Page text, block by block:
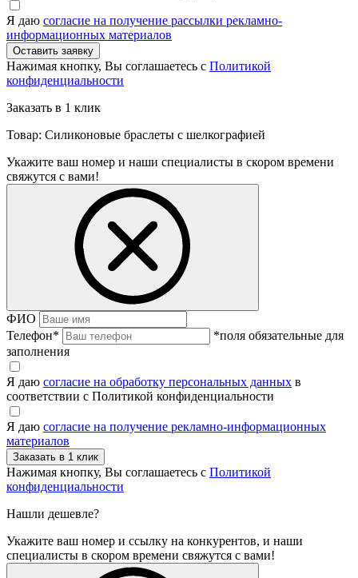
Я даю согласие на получение рассылки рекламно-
информационных материалов
Нажимая кнопку, Вы соглашаетесь с Политикой
конфиденциальности
Заказать в 1 клик
Товар: Силиконовые браслеты с шелкографией
Укажите ваш номер и наши специалисты в скором времени
свяжутся с вами!
ФИО
Телефон*
*поля обязательные для
заполнения
Я даю согласие на обработку персональных данных в
соответствии с Политикой конфиденциальности
Я даю согласие на получение рекламно-информационных
материалов
Нажимая кнопку, Вы соглашаетесь с Политикой
конфиденциальности
Нашли дешевле?
Укажите ваш номер и ссылку на конкурентов, и наши
специалисты в скором времени свяжутся с вами!